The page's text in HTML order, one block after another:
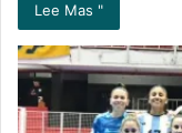
Lee Mas "